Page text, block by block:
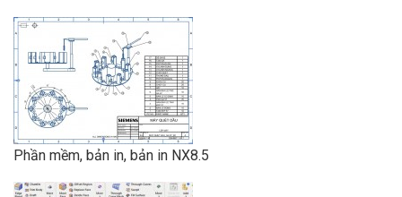
Phần mềm, bản in, bản in NX8.5